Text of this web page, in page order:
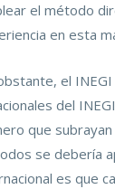
el método
en esta
el
del
que
se debería
es que